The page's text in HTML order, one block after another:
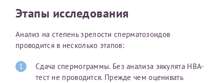
Этапы исследования
Анализ на степень зрелости сперматозоидов
проводится в несколько этапов:
Сдача спермограммы. Без анализа эякулята HBA-
тест не проводится. Прежде чем оценивать
Фамилия*
Имя*